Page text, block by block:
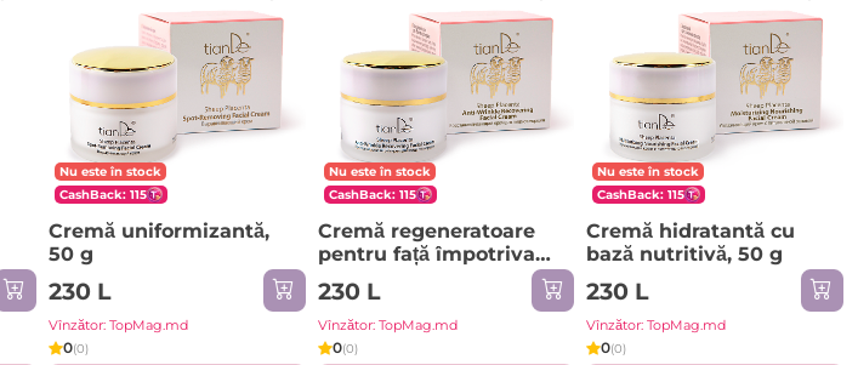
Nu este în stock
CashBack: 115
Cremă uniformizantă,
50 g
230 L
Vînzător: TopMag.md
0(0)
Nu este în stock
CashBack: 115
Cremă regeneratoare
pentru față împotriva
230 L
Vînzător: TopMag.md
0(0)
Nu este în stock
CashBack: 115
Cremă hidratantă cu
bază nutritivă, 50 g
230 L
Vînzător: TopMag.md
0(0)